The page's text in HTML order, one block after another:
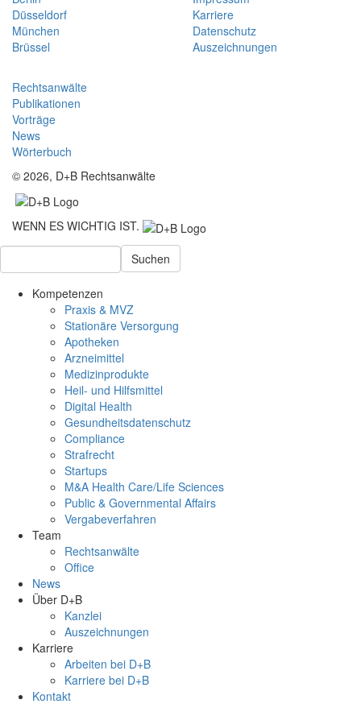
Düsseldorf
München
Brüssel
Karriere
Datenschutz
Auszeichnungen
Rechtsanwälte
Publikationen
Vorträge
News
Wörterbuch
© 2026, D+B Rechtsanwälte
WENN ES WICHTIG IST.
Suchen
Kompetenzen
Praxis & MVZ
Stationäre Versorgung
Apotheken
Arzneimittel
Medizinprodukte
Heil- und Hilfsmittel
Digital Health
Gesundheitsdatenschutz
Compliance
Strafrecht
Startups
M&A Health Care/Life Sciences
Public & Governmental Affairs
Vergabeverfahren
Team
Rechtsanwälte
Office
News
Über D+B
Kanzlei
Auszeichnungen
Karriere
Arbeiten bei D+B
Karriere bei D+B
Kontakt